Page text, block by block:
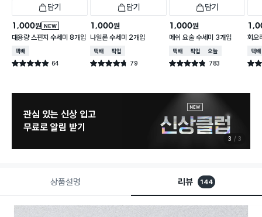
담기
NEW
1,000원
대용량 스펀지 수세미 8개입
택배배송
별점 4.9점 64
건 작성
담기
1,000원
나일론 수세미 2개입
택배배송매장픽업
별점 4.7점 79
건 작성
담기
1,000원
메쉬 요술 수세미 3개입
택배배송매장픽업오늘배송
별점 4.8점 783
건 작성
회오
택배
별점
관심 있는 신상 입고
무료로 알림 받기
3 3
상품설명 리뷰 144